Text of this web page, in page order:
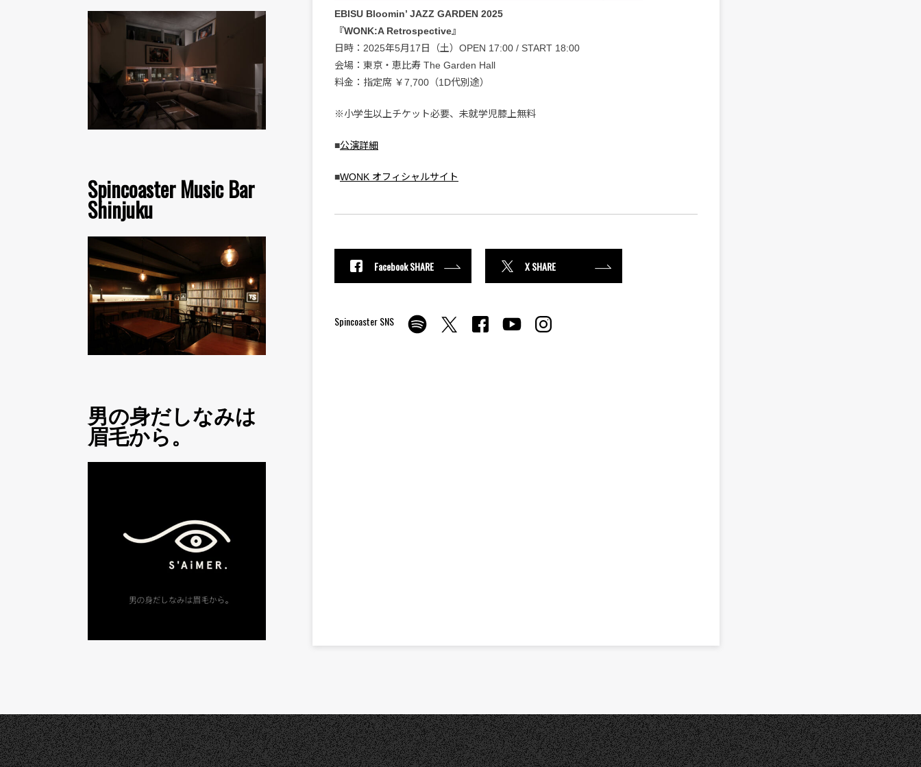
Spincoaster Music Bar
Shinjuku
男の身だしなみは
眉毛から。
EBISU Bloomin’ JAZZ GARDEN 2025
『WONK:A Retrospective』
日時：2025年5月17日（土）OPEN 17:00 / START 18:00
会場：東京・恵比寿 The Garden Hall
料金：指定席 ￥7,700（1D代別途）
※小学生以上チケット必要、未就学児膝上無料
■公演詳細
■WONK オフィシャルサイト
Facebook SHARE X SHARE
Spincoaster SNS